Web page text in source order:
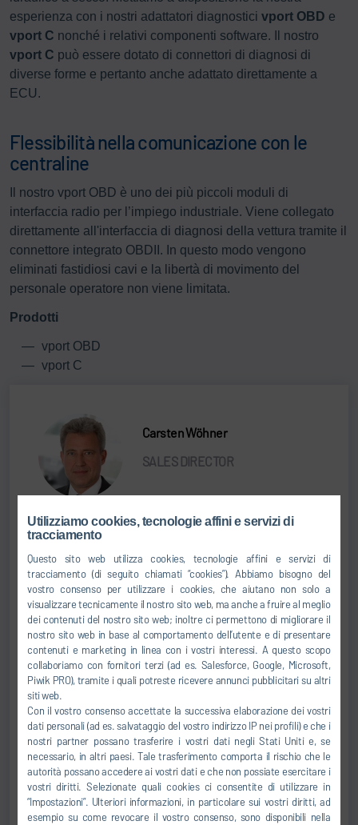
Utilizziamo cookies, tecnologie affini e servizi di
tracciamento
Questo sito web utilizza cookies, tecnologie affini e servizi di
tracciamento (di seguito chiamati “cookies”). Abbiamo bisogno del
vostro consenso per utilizzare i cookies, che aiutano non solo a
visualizzare tecnicamente il nostro sito web, ma anche a fruire al meglio
dei contenuti del nostro sito web; inoltre ci permettono di migliorare il
nostro sito web in base al comportamento dell’utente e di presentare
contenuti e marketing in linea con i vostri interessi. A questo scopo
collaboriamo con fornitori terzi (ad es. Salesforce, Google, Microsoft,
Piwik PRO), tramite i quali potreste ricevere annunci pubblicitari su altri
siti web.
Con il vostro consenso accettate la successiva elaborazione dei vostri
dati personali (ad es. salvataggio del vostro indirizzo IP nei profili) e che i
nostri partner possano trasferire i vostri dati negli Stati Uniti e, se
necessario, in altri paesi. Tale trasferimento comporta il rischio che le
autorità possano accedere ai vostri dati e che non possiate esercitare i
vostri diritti. Selezionate quali cookies ci consentite di utilizzare in
“Impostazioni”. Ulteriori informazioni, in particolare sui vostri diritti, ad
esempio su come revocare il vostro consenso, sono disponibili nella
esperienza con i nostri adattatori diagnostici vport OBD e
vport C nonché i relativi componenti software. Il nostro
vport C può essere dotato di connettori di diagnosi di
diverse forme e pertanto anche adattato direttamente a
ECU.
Flessibilità nella comunicazione con le
centraline
Il nostro vport OBD è uno dei più piccoli moduli di
interfaccia radio per l’impiego industriale. Viene collegato
direttamente all'interfaccia di diagnosi della vettura tramite il
connettore integrato OBDII. In questo modo vengono
eliminati fastidiosi cavi e la libertà di movimento del
personale operatore non viene limitata.
Prodotti
vport OBD
vport C
Carsten Wöhner
SALES DIRECTOR
sales.somac@durr.com
Dürr Somac GmbH
Zwickauer Str. 30
09366 Stollberg
Germania
Director of Sales
SALES
+1 2487891891